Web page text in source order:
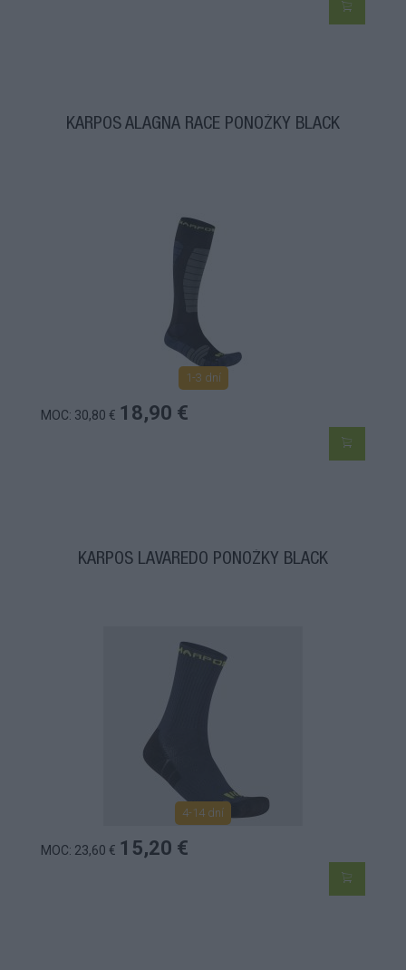
KARPOS ALAGNA RACE PONOŽKY BLACK
1-3 dní
MOC: 30,80 € 18,90 €
KARPOS LAVAREDO PONOŽKY BLACK
4-14 dní
MOC: 23,60 € 15,20 €